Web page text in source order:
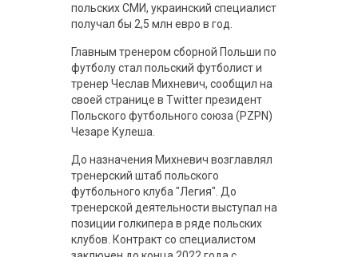
польских СМИ, украинский специалист
получал бы 2,5 млн евро в год.
Главным тренером сборной Польши по
футболу стал польский футболист и
тренер Чеслав Михневич, сообщил на
своей странице в Twitter президент
Польского футбольного союза (PZPN)
Чезаре Кулеша.
До назначения Михневич возглавлял
тренерский штаб польского
футбольного клуба "Легия". До
тренерской деятельности выступал на
позиции голкипера в ряде польских
клубов. Контракт со специалистом